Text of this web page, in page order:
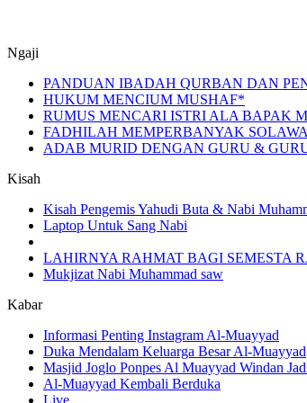
Ngaji
PANDUAN IBADAH QURBAN DAN
HUKUM MENCIUM MUSHAF*
RUMUS MENCARI ISTRI ALA BAPAK
FADHILAH MEMPERBANYAK
ADAB MURID DENGAN GURU &
Kisah
Kisah Pengemis Yahudi Buta & Nabi
Laptop Untuk Sang Nabi
LAHIRNYA RAHMAT BAGI SEMESTA
Mukjizat Nabi Muhammad saw
Kabar
Informasi Penting Instagram Al-Muayyad
Duka Mendalam Keluarga Besar Al-Muayyad
Masjid Joglo Ponpes Al Muayyad Windan
Al-Muayyad Kembali Berduka
Live